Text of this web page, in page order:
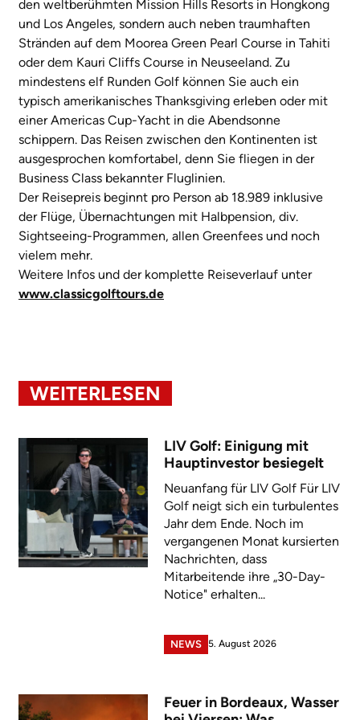
den weltberühmten Mission Hills Resorts in Hongkong
und Los Angeles, sondern auch neben traumhaften
Stränden auf dem Moorea Green Pearl Course in Tahiti
oder dem Kauri Cliffs Course in Neuseeland. Zu
mindestens elf Runden Golf können Sie auch ein
typisch amerikanisches Thanksgiving erleben oder mit
einer Americas Cup-Yacht in die Abendsonne
schippern. Das Reisen zwischen den Kontinenten ist
ausgesprochen komfortabel, denn Sie fliegen in der
Business Class bekannter Fluglinien.
Der Reisepreis beginnt pro Person ab 18.989 inklusive
der Flüge, Übernachtungen mit Halbpension, div.
Sightseeing-Programmen, allen Greenfees und noch
vielem mehr.
Weitere Infos und der komplette Reiseverlauf unter
www.classicgolftours.de
WEITERLESEN
LIV Golf: Einigung mit
Hauptinvestor besiegelt
Neuanfang für LIV Golf Für LIV
Golf neigt sich ein turbulentes
Jahr dem Ende. Noch im
vergangenen Monat kursierten
Nachrichten, dass
Mitarbeitende ihre „30-Day-
Notice" erhalten...
NEWS 5. August 2026
Feuer in Bordeaux, Wasser